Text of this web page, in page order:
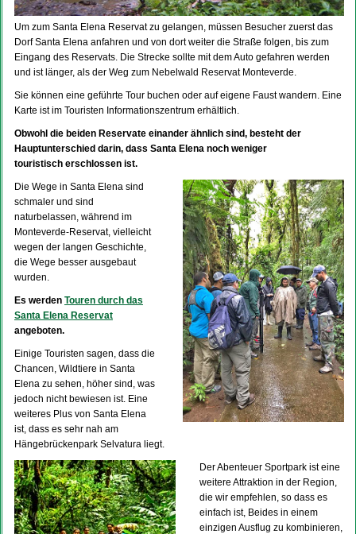
Um zum Santa Elena Reservat zu gelangen, müssen Besucher zuerst das
Dorf Santa Elena anfahren und von dort weiter die Straße folgen, bis zum
Eingang des Reservats. Die Strecke sollte mit dem Auto gefahren werden
und ist länger, als der Weg zum Nebelwald Reservat Monteverde.
Sie können eine geführte Tour buchen oder auf eigene Faust wandern. Eine
Karte ist im Touristen Informationszentrum erhältlich.
Obwohl die beiden Reservate einander ähnlich sind, besteht der
Hauptunterschied darin, dass Santa Elena noch weniger
touristisch erschlossen ist.
Die Wege in Santa Elena sind
schmaler und sind
naturbelassen, während im
Monteverde-Reservat, vielleicht
wegen der langen Geschichte,
die Wege besser ausgebaut
wurden.
Es werden Touren durch das
Santa Elena Reservat
angeboten.
Einige Touristen sagen, dass die
Chancen, Wildtiere in Santa
Elena zu sehen, höher sind, was
jedoch nicht bewiesen ist. Eine
weiteres Plus von Santa Elena
ist, dass es sehr nah am
Hängebrückenpark Selvatura liegt.
Der Abenteuer Sportpark ist eine
weitere Attraktion in der Region,
die wir empfehlen, so dass es
einfach ist, Beides in einem
einzigen Ausflug zu kombinieren,